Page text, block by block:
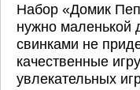
Набор «Домик
нужно маленькой
свинками не
качественные
увлекательных